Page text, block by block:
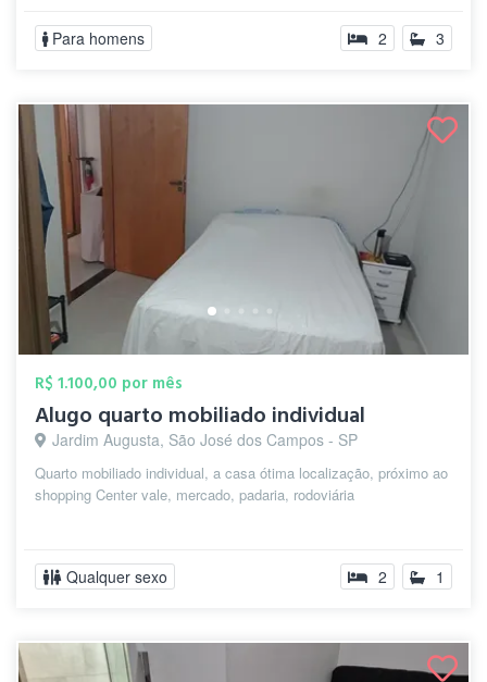
Para homens 2 3
R$ 1.100,00 por mês
Alugo quarto mobiliado individual
Jardim Augusta, São José dos Campos - SP
Quarto mobiliado individual, a casa ótima localização, próximo ao
shopping Center vale, mercado, padaria, rodoviária
Qualquer sexo 2 1